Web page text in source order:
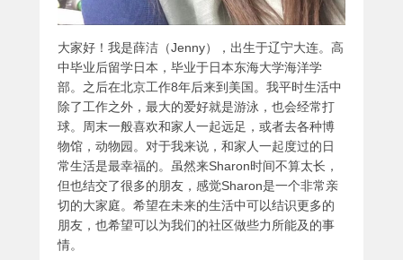
大家好！我是薛洁（Jenny），出生于辽宁大连。高
中毕业后留学日本，毕业于日本东海大学海洋学
部。之后在北京工作8年后来到美国。我平时生活中
除了工作之外，最大的爱好就是游泳，也会经常打
球。周末一般喜欢和家人一起远足，或者去各种博
物馆，动物园。对于我来说，和家人一起度过的日
常生活是最幸福的。虽然来Sharon时间不算太长，
但也结交了很多的朋友，感觉Sharon是一个非常亲
切的大家庭。希望在未来的生活中可以结识更多的
朋友，也希望可以为我们的社区做些力所能及的事
情。